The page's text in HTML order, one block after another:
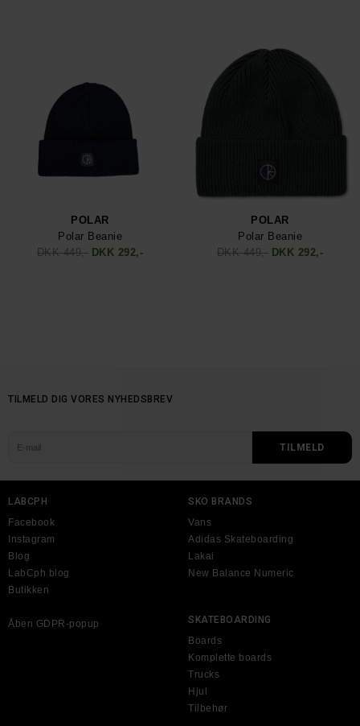
POLAR
Polar Beanie
DKK 449,- DKK 292,-
POLAR
Polar Beanie
DKK 449,- DKK 292,-
TILMELD DIG VORES NYHEDSBREV
LABCPH
Facebook
Instagram
Blog
LabCph blog
Butikken
Åben GDPR-popup
SKO BRANDS
Vans
Adidas Skateboarding
Lakai
New Balance Numeric
SKATEBOARDING
Boards
Komplette boards
Trucks
Hjul
Tilbehør